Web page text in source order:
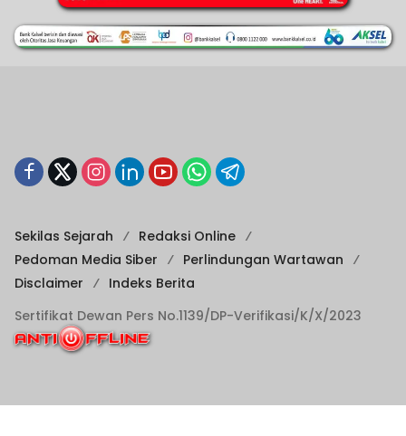
Sekilas Sejarah
Redaksi Online
Pedoman Media Siber
Perlindungan Wartawan
Disclaimer
Indeks Berita
Sertifikat Dewan Pers No.1139/DP-Verifikasi/K/X/2023